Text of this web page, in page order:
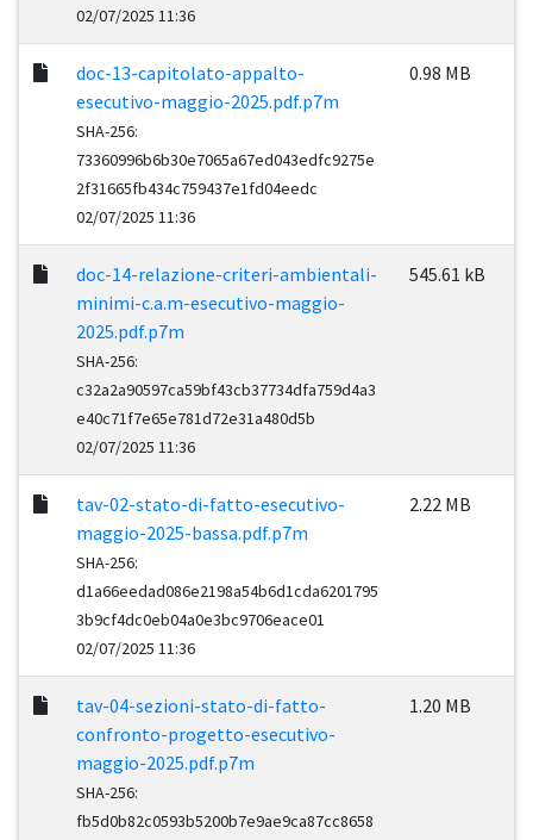
02/07/2025 11:36
doc-13-capitolato-appalto-
esecutivo-maggio-2025.pdf.p7m
SHA-256:
73360996b6b30e7065a67ed043edfc9275e
2f31665fb434c759437e1fd04eedc
02/07/2025 11:36
0.98 MB
doc-14-relazione-criteri-ambientali-
minimi-c.a.m-esecutivo-maggio-
2025.pdf.p7m
SHA-256:
c32a2a90597ca59bf43cb37734dfa759d4a3
e40c71f7e65e781d72e31a480d5b
02/07/2025 11:36
545.61 kB
tav-02-stato-di-fatto-esecutivo-
maggio-2025-bassa.pdf.p7m
SHA-256:
d1a66eedad086e2198a54b6d1cda6201795
3b9cf4dc0eb04a0e3bc9706eace01
02/07/2025 11:36
2.22 MB
tav-04-sezioni-stato-di-fatto-
confronto-progetto-esecutivo-
maggio-2025.pdf.p7m
SHA-256:
fb5d0b82c0593b5200b7e9ae9ca87cc8658
1.20 MB